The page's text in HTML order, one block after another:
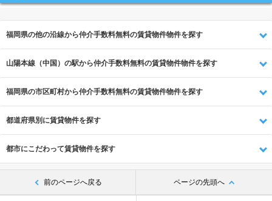
福岡県の他の沿線から仲介手数料無料の賃貸物件物件を探す
山陽本線（中国）の駅から仲介手数料無料の賃貸物件物件を探す
福岡県の市区町村から仲介手数料無料の賃貸物件物件を探す
都道府県別に賃貸物件を探す
都市にこだわって賃貸物件を探す
前のページへ戻る ページの先頭へ